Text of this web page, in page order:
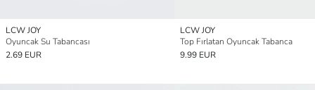
LCW JOY
Oyuncak Su Tabancası
2.69 EUR
LCW JOY
Top Fırlatan Oyuncak Tabanca
9.99 EUR